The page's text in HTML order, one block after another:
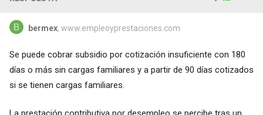
bermex, www.empleoyprestaciones.com
Se puede cobrar subsidio por cotización insuficiente con 180
días o más sin cargas familiares y a partir de 90 días cotizados
si se tienen cargas familiares.